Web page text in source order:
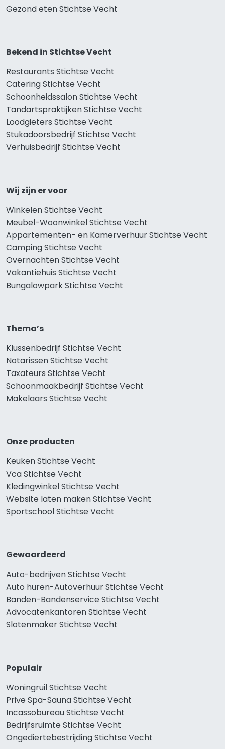
Gezond eten Stichtse Vecht
Bekend in Stichtse Vecht
Restaurants Stichtse Vecht
Catering Stichtse Vecht
Schoonheidssalon Stichtse Vecht
Tandartspraktijken Stichtse Vecht
Loodgieters Stichtse Vecht
Stukadoorsbedrijf Stichtse Vecht
Verhuisbedrijf Stichtse Vecht
Wij zijn er voor
Winkelen Stichtse Vecht
Meubel-Woonwinkel Stichtse Vecht
Appartementen- en Kamerverhuur Stichtse Vecht
Camping Stichtse Vecht
Overnachten Stichtse Vecht
Vakantiehuis Stichtse Vecht
Bungalowpark Stichtse Vecht
Thema’s
Klussenbedrijf Stichtse Vecht
Notarissen Stichtse Vecht
Taxateurs Stichtse Vecht
Schoonmaakbedrijf Stichtse Vecht
Makelaars Stichtse Vecht
Onze producten
Keuken Stichtse Vecht
Vca Stichtse Vecht
Kledingwinkel Stichtse Vecht
Website laten maken Stichtse Vecht
Sportschool Stichtse Vecht
Gewaardeerd
Auto-bedrijven Stichtse Vecht
Auto huren-Autoverhuur Stichtse Vecht
Banden-Bandenservice Stichtse Vecht
Advocatenkantoren Stichtse Vecht
Slotenmaker Stichtse Vecht
Populair
Woningruil Stichtse Vecht
Prive Spa-Sauna Stichtse Vecht
Incassobureau Stichtse Vecht
Bedrijfsruimte Stichtse Vecht
Ongediertebestrijding Stichtse Vecht